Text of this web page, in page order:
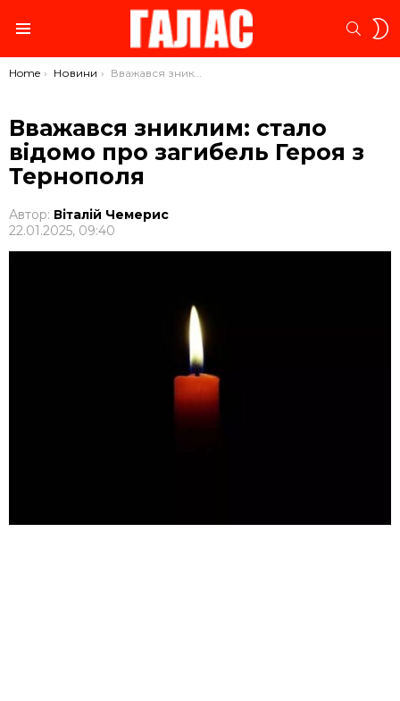
You are here:
Home Новини Вважався зниклим: стало відомо про загибель Героя з Тернополя
Вважався зниклим: стало
відомо про загибель Героя з
Тернополя
Автор: Віталій Чемерис
22.01.2025, 09:40